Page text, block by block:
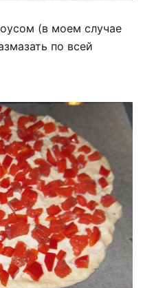
(в моем случае
по всей